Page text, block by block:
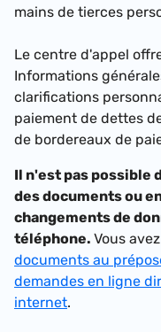
mains de tierces
Le centre d'appel
Informations
clarifications
paiement de dettes
de bordereaux de
Il n'est pas possible
des documents ou
changements de
téléphone. Vous
documents au
demandes en ligne
internet.